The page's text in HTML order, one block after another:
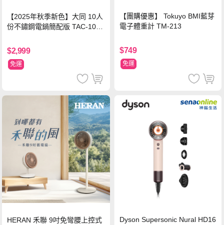
【2025年秋季新色】大同 10人
份不鏽鋼電鍋簡配版 TAC-10L-
$2,999
免運
【團購優惠】 Tokuyo BMI藍芽
電子體重計 TM-213
$749
免運
HERAN 禾聯 9吋免彎腰上控式
Dyson Supersonic Nural HD16